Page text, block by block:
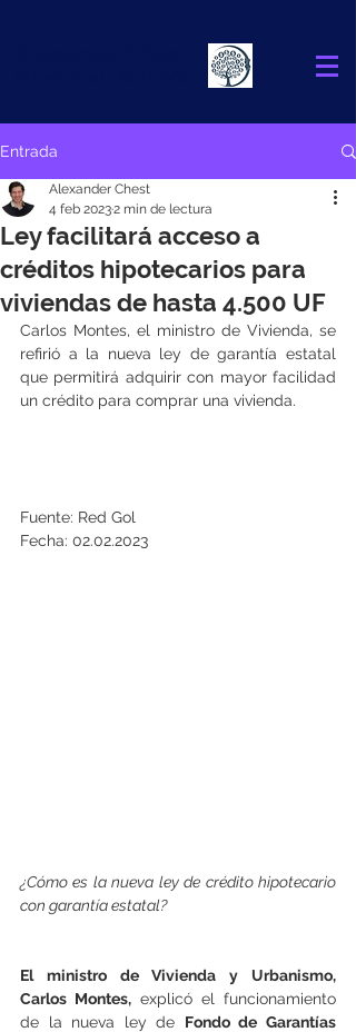
Entrada
Ley facilitará acceso a
créditos hipotecarios para
viviendas de hasta 4.500 UF
Alexander Chest
4 feb 20232 min de lectura
Carlos Montes, el ministro de Vivienda, se
refirió a la nueva ley de garantía estatal
que permitirá adquirir con mayor facilidad
un crédito para comprar una vivienda.
Fuente: Red Gol
Fecha: 02.02.2023
¿Cómo es la nueva ley de crédito hipotecario
con garantía estatal?
El ministro de Vivienda y Urbanismo,
Carlos Montes, explicó el funcionamiento
de la nueva ley de Fondo de Garantías